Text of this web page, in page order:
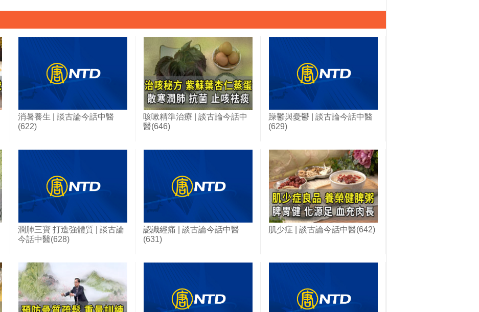
消暑養生 | 談古論今話中醫
(622)
咳嗽精準治療 | 談古論今話中
醫(646)
躁鬱與憂鬱 | 談古論今話中醫
(629)
潤肺三寶 打造強體質 | 談古論
今話中醫(628)
認識經痛 | 談古論今話中醫
(631)
肌少症 | 談古論今話中醫(642)